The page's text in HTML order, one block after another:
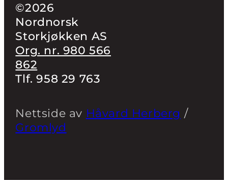
©2026
Nordnorsk
Storkjøkken AS
Org. nr. 980 566
862
Tlf. 958 29 763
Nettside av Håvard Herberg /
Gromlyd